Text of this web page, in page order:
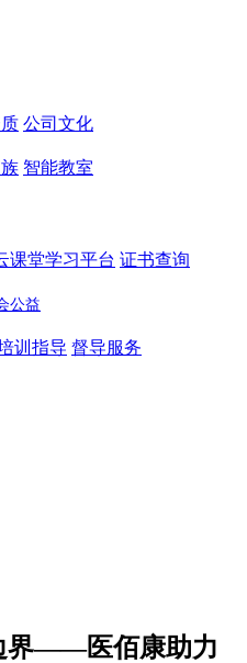
公司文化
智能教室
课堂学习平台 证书查询
公益
训指导 督导服务
界——医佰康助力